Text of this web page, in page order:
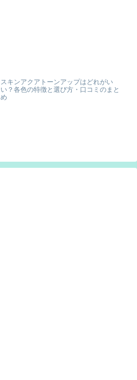
スキンアクアトーンアップはどれがい
い？各色の特徴と選び方・口コミのまと
め